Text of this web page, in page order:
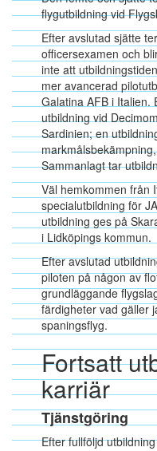
flygutbildning vid
Efter avslutad sjätte
officersexamen och
inte att
mer avancerad
Galatina AFB i Italien.
utbildning vid
Sardinien; en
Sammanlagt tar
Väl hemkommen från
specialutbildning för
utbildning ges på
i Lidköpings kommun.
Efter avslutad
piloten på någon av
grundläggande
färdigheter vad gäller
spaningsflyg.
Fortsatt
karriär
Tjänstgöring
Efter fullföljd